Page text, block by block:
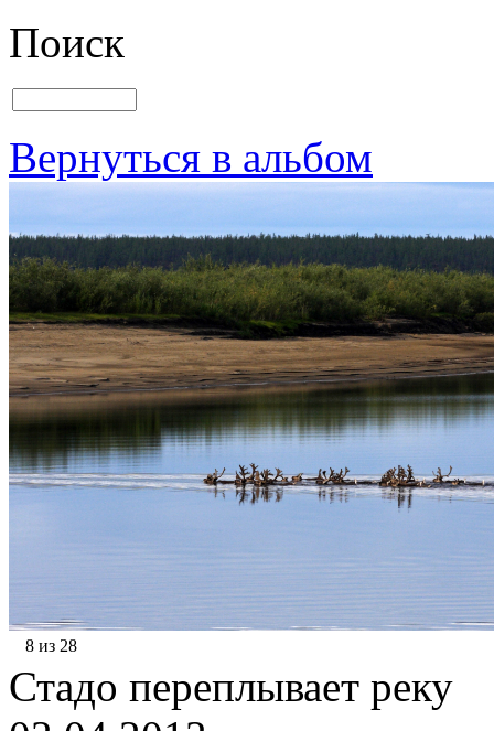
Поиск
Вернуться в альбом
8 из 28
Стадо переплывает реку